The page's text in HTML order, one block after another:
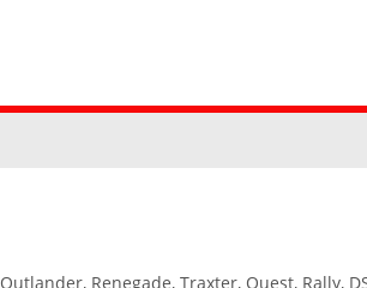
Outlander, Renegade, Traxter, Quest, Rally,